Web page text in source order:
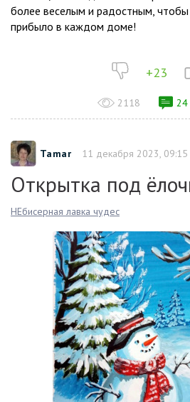
более веселым и радостным,
прибыло в каждом доме!
+23
2118 24
Tamar 11 декабря 2023, 09:15
Открытка под
НЕбисерная лавка чудес